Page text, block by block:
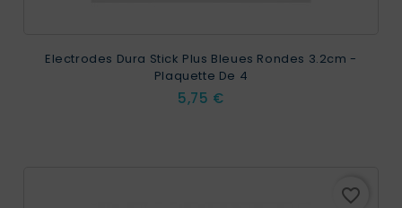
Electrodes Dura Stick Plus Bleues Rondes 3.2cm -
Plaquette De 4
Prix
5,75 €
favorite_border